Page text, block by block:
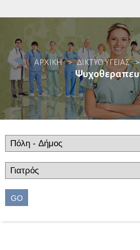
Βιοπαθολόγοι
Γαστρεντερολόγοι
Ενδοσκόποι
Ηπατολόγοι
Ογκολογία Πεπτικού
Γενετιστές
ΑΡΧΙΚΗ > ΔΙΚΤΥΟ ΥΓΕΙΑΣ >
GO